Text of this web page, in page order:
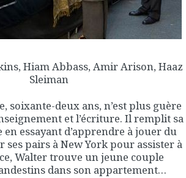
Hiam Abbass, Amir Arison, Haaz
Sleiman
soixante-deux ans, n’est plus guère
et l’écriture. Il remplit sa
essayant d’apprendre à jouer du
ses pairs à New York pour assister à
Walter trouve un jeune couple
dans son appartement…